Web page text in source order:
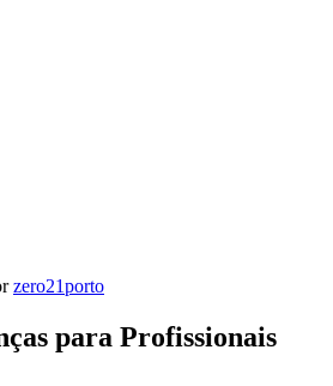
zero21porto
para Profissionais